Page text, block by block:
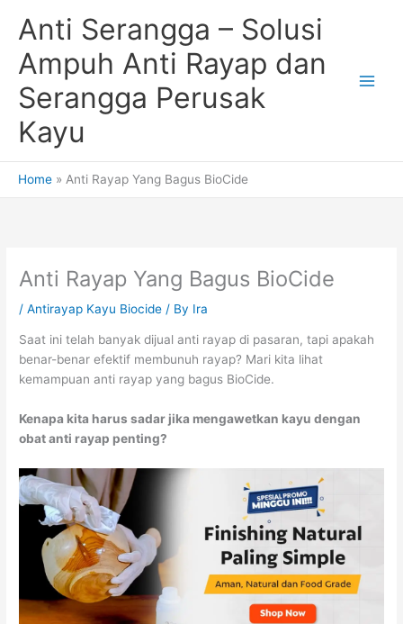
Anti Serangga – Solusi
Ampuh Anti Rayap dan
Serangga Perusak
Kayu
Home Anti Rayap Yang Bagus BioCide
Anti Rayap Yang Bagus BioCide
/Antirayap Kayu Biocide / By Ira
Saat ini telah banyak dijual anti rayap di pasaran, tapi apakah
benar-benar efektif membunuh rayap? Mari kita lihat
kemampuan anti rayap yang bagus BioCide.
Kenapa kita harus sadar jika mengawetkan kayu dengan
obat anti rayap penting?